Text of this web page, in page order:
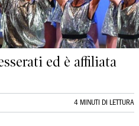
ed è affiliata
4 MINUTI DI LETTURA